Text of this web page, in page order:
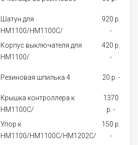
Шатун для
HM1100/HM1100C/
920 p.
-
Корпус выключателя для
HM1100/
420 p.
-
Резиновая шпилька 4 20 p. -
Крышка контроллера к
HM1100C/
1370
p. -
Упор к
HM1100/HM1100С/HM1202C/
150 p.
-